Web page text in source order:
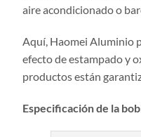
aire acondicionado o
Aquí, Haomei Aluminio
efecto de estampado y
productos están
Especificación de la